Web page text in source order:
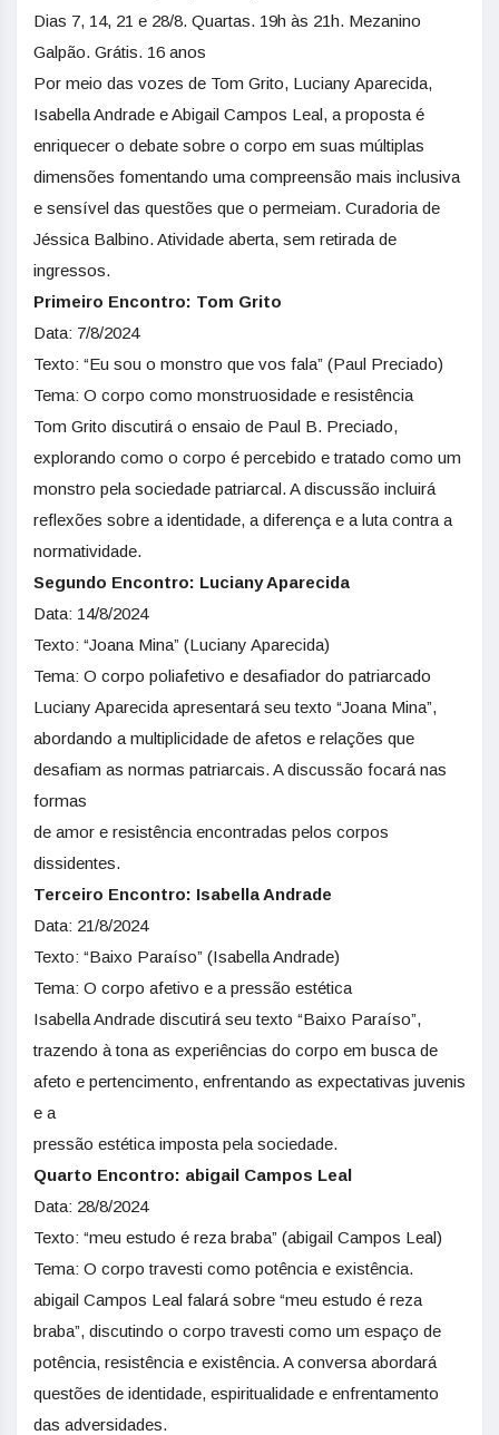
Dias 7, 14, 21 e 28/8. Quartas. 19h às 21h. Mezanino
Galpão. Grátis. 16 anos
Por meio das vozes de Tom Grito, Luciany Aparecida,
Isabella Andrade e Abigail Campos Leal, a proposta é
enriquecer o debate sobre o corpo em suas múltiplas
dimensões fomentando uma compreensão mais inclusiva
e sensível das questões que o permeiam. Curadoria de
Jéssica Balbino. Atividade aberta, sem retirada de
ingressos.
Primeiro Encontro: Tom Grito
Data: 7/8/2024
Texto: “Eu sou o monstro que vos fala” (Paul Preciado)
Tema: O corpo como monstruosidade e resistência
Tom Grito discutirá o ensaio de Paul B. Preciado,
explorando como o corpo é percebido e tratado como um
monstro pela sociedade patriarcal. A discussão incluirá
reflexões sobre a identidade, a diferença e a luta contra a
normatividade.
Segundo Encontro: Luciany Aparecida
Data: 14/8/2024
Texto: “Joana Mina” (Luciany Aparecida)
Tema: O corpo poliafetivo e desafiador do patriarcado
Luciany Aparecida apresentará seu texto “Joana Mina”,
abordando a multiplicidade de afetos e relações que
desafiam as normas patriarcais. A discussão focará nas
formas
de amor e resistência encontradas pelos corpos
dissidentes.
Terceiro Encontro: Isabella Andrade
Data: 21/8/2024
Texto: “Baixo Paraíso” (Isabella Andrade)
Tema: O corpo afetivo e a pressão estética
Isabella Andrade discutirá seu texto “Baixo Paraíso”,
trazendo à tona as experiências do corpo em busca de
afeto e pertencimento, enfrentando as expectativas juvenis
e a
pressão estética imposta pela sociedade.
Quarto Encontro: abigail Campos Leal
Data: 28/8/2024
Texto: “meu estudo é reza braba” (abigail Campos Leal)
Tema: O corpo travesti como potência e existência.
abigail Campos Leal falará sobre “meu estudo é reza
braba”, discutindo o corpo travesti como um espaço de
potência, resistência e existência. A conversa abordará
questões de identidade, espiritualidade e enfrentamento
das adversidades.